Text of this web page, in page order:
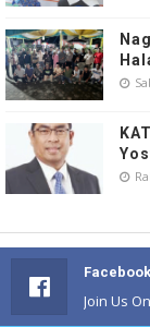
Facebook
Join Us